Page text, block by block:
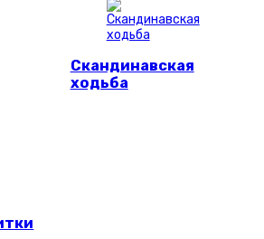
Скандинавская
ходьба